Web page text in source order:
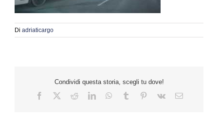
Di adriaticargo
Condividi questa storia, scegli tu dove!
Facebook
TwitterRedditLinkedInWhatsApp
Tumblr Pinterest
Vk Email